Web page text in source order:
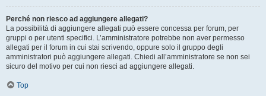
Perché non riesco ad aggiungere allegati?
La possibilità di aggiungere allegati può essere concessa per forum, per
gruppi o per utenti specifici. L’amministratore potrebbe non aver permesso
allegati per il forum in cui stai scrivendo, oppure solo il gruppo degli
amministratori può aggiungere allegati. Chiedi all’amministratore se non sei
sicuro del motivo per cui non riesci ad aggiungere allegati.
Top